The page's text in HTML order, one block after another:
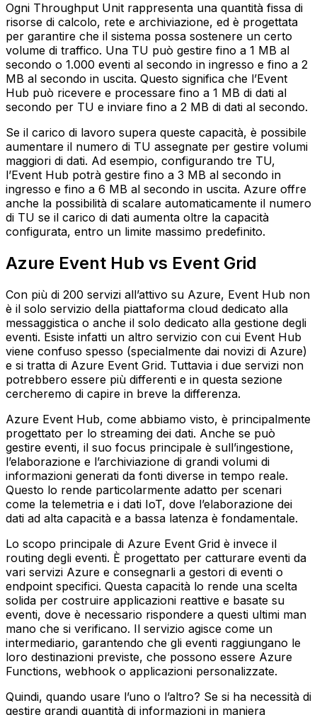
Ogni Throughput Unit rappresenta una quantità fissa di
risorse di calcolo, rete e archiviazione, ed è progettata
per garantire che il sistema possa sostenere un certo
volume di traffico. Una TU può gestire fino a 1 MB al
secondo o 1.000 eventi al secondo in ingresso e fino a 2
MB al secondo in uscita. Questo significa che l’Event
Hub può ricevere e processare fino a 1 MB di dati al
secondo per TU e inviare fino a 2 MB di dati al secondo.
Se il carico di lavoro supera queste capacità, è possibile
aumentare il numero di TU assegnate per gestire volumi
maggiori di dati. Ad esempio, configurando tre TU,
l’Event Hub potrà gestire fino a 3 MB al secondo in
ingresso e fino a 6 MB al secondo in uscita. Azure offre
anche la possibilità di scalare automaticamente il numero
di TU se il carico di dati aumenta oltre la capacità
configurata, entro un limite massimo predefinito.
Azure Event Hub vs Event Grid
Con più di 200 servizi all’attivo su Azure, Event Hub non
è il solo servizio della piattaforma cloud dedicato alla
messaggistica o anche il solo dedicato alla gestione degli
eventi. Esiste infatti un altro servizio con cui Event Hub
viene confuso spesso (specialmente dai novizi di Azure)
e si tratta di Azure Event Grid. Tuttavia i due servizi non
potrebbero essere più differenti e in questa sezione
cercheremo di capire in breve la differenza.
Azure Event Hub, come abbiamo visto, è principalmente
progettato per lo streaming dei dati. Anche se può
gestire eventi, il suo focus principale è sull’ingestione,
l’elaborazione e l’archiviazione di grandi volumi di
informazioni generati da fonti diverse in tempo reale.
Questo lo rende particolarmente adatto per scenari
come la telemetria e i dati IoT, dove l’elaborazione dei
dati ad alta capacità e a bassa latenza è fondamentale.
Lo scopo principale di Azure Event Grid è invece il
routing degli eventi. È progettato per catturare eventi da
vari servizi Azure e consegnarli a gestori di eventi o
endpoint specifici. Questa capacità lo rende una scelta
solida per costruire applicazioni reattive e basate su
eventi, dove è necessario rispondere a questi ultimi man
mano che si verificano. Il servizio agisce come un
intermediario, garantendo che gli eventi raggiungano le
loro destinazioni previste, che possono essere Azure
Functions, webhook o applicazioni personalizzate.
Quindi, quando usare l’uno o l’altro? Se si ha necessità di
gestire grandi quantità di informazioni in maniera